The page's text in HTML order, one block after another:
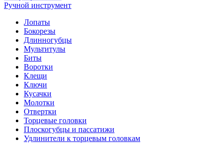
Ручной инструмент
Лопаты
Бокорезы
Длинногубцы
Мультитулы
Биты
Воротки
Клещи
Ключи
Кусачки
Молотки
Отвертки
Торцевые головки
Плоскогубцы и пассатижи
Удлинители к торцевым головкам